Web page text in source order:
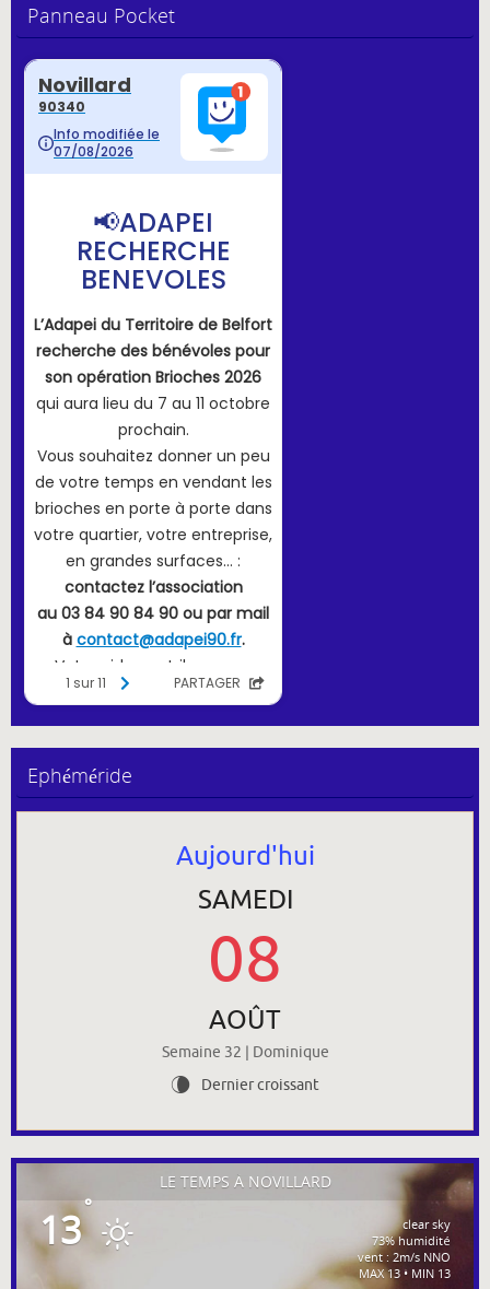
Panneau Pocket
Ephéméride
Aujourd'hui
SAMEDI
08
AOÛT
Semaine 32 | Dominique
V Dernier croissant
LE TEMPS À NOVILLARD
13°
clear sky
73% humidité
vent : 2m/s NNO
MAX 13 • MIN 13